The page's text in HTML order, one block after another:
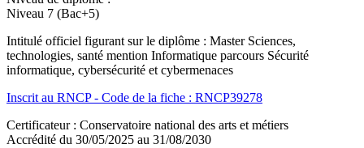
Niveau 7 (Bac+5)
Intitulé officiel figurant sur le diplôme : Master Sciences,
technologies, santé mention Informatique parcours Sécurité
informatique, cybersécurité et cybermenaces
Inscrit au RNCP - Code de la fiche : RNCP39278
Certificateur : Conservatoire national des arts et métiers
Accrédité du 30/05/2025 au 31/08/2030